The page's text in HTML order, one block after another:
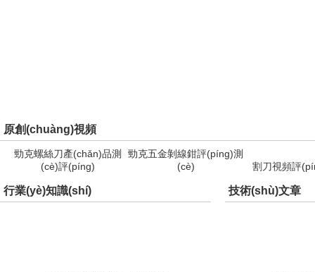
原創(chuàng)視頻
勁克螺絲刀產(chǎn)品測
(cè)評(píng)
勁克五金剝線鉗評(píng)測
(cè)
割刀視頻評
技術(shù)文章
行業(yè)知識(shí)